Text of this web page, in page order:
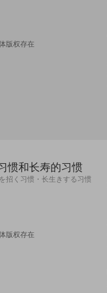
版权存在
惯和长寿的习惯
招く习惯・长生きする习惯
版权存在